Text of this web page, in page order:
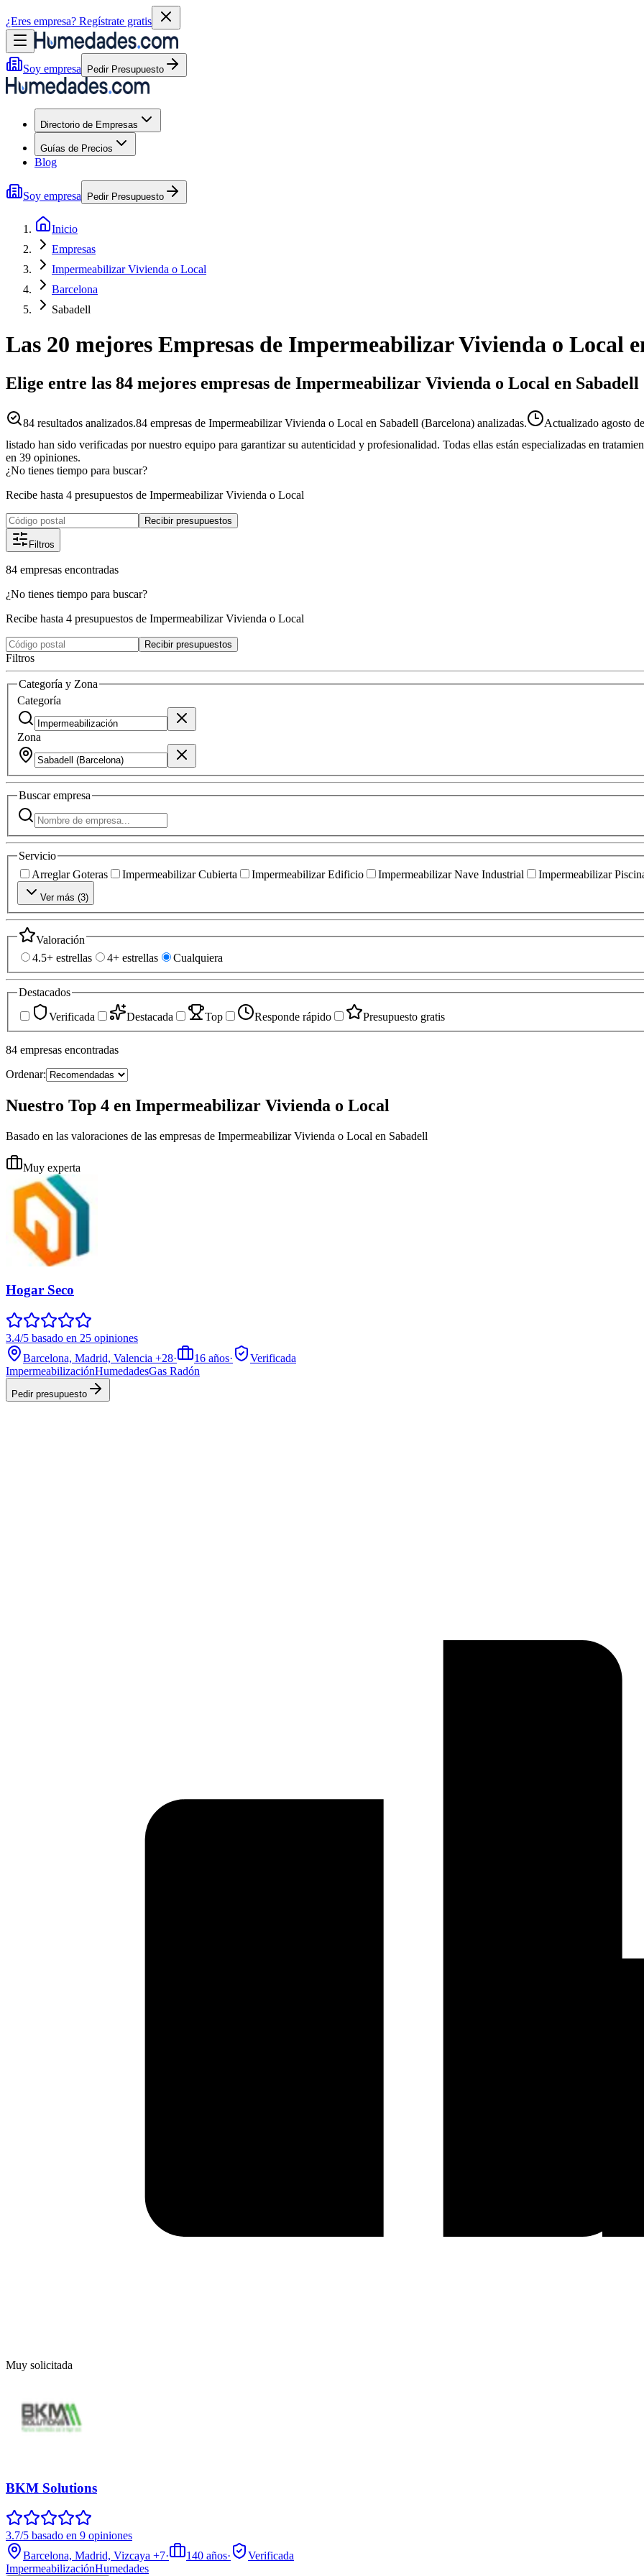
¿Eres empresa? Regístrate gratis
Soy empresa Pedir Presupuesto
Directorio de Empresas
Guías de Precios
Blog
Soy empresa Pedir Presupuesto
Inicio
Empresas
Impermeabilizar Vivienda o Local
Barcelona
Sabadell
Las 20 mejores Empresas de Impermeabilizar Vivienda o Local
Elige entre las 84 mejores empresas de Impermeabilizar Vivienda o Local en Sabadell
84 resultados analizados.84 empresas de Impermeabilizar Vivienda o Local en Sabadell (Barcelona) analizadas. Actualizado agosto
listado han sido verificadas por nuestro equipo para garantizar su autenticidad y profesionalidad. Todas ellas están especializadas en
en 39 opiniones.
¿No tienes tiempo para buscar?
Recibe hasta 4 presupuestos de Impermeabilizar Vivienda o Local
Recibir presupuestos
Filtros
84 empresas encontradas
¿No tienes tiempo para buscar?
Recibe hasta 4 presupuestos de Impermeabilizar Vivienda o Local
Recibir presupuestos
Filtros
Categoría y Zona
Categoría
Zona
Buscarempresa
Servicio
Arreglar Goteras
Impermeabilizar Cubierta Impermeabilizar Edificio Impermeabilizar Nave Industrial Impermeabilizar
Ver más (3)
Valoración
4.5+ estrellas
4+ estrellas Cualquiera
Destacados
Verificada
Destacada Top Responde rápido Presupuesto gratis
84 empresas encontradas
Ordenar:
Nuestro Top 4 en Impermeabilizar Vivienda o Local
Basado en las valoraciones de las empresas de Impermeabilizar Vivienda o Local en Sabadell
Muy experta
Hogar Seco
3.4/5 basado en 25 opiniones
Barcelona, Madrid, Valencia +28· 16 años·
Verificada
ImpermeabilizaciónHumedadesGas Radón
Pedir presupuesto
Muy solicitada
BKM Solutions
3.7/5 basado en 9 opiniones
Barcelona, Madrid, Vizcaya +7· 140 años·
Verificada
ImpermeabilizaciónHumedades